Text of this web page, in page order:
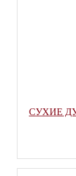
СУХИЕ